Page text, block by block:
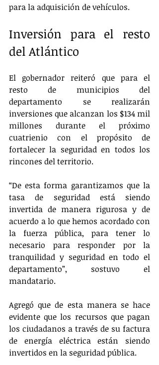
para la adquisición de vehículos.
Inversión para el resto
del Atlántico
El gobernador reiteró que para el
resto de municipios del
departamento se realizarán
inversiones que alcanzan los $134 mil
millones durante el próximo
cuatrienio con el propósito de
fortalecer la seguridad en todos los
rincones del territorio.
“De esta forma garantizamos que la
tasa de seguridad está siendo
invertida de manera rigurosa y de
acuerdo a lo que hemos acordado con
la fuerza pública, para tener lo
necesario para responder por la
tranquilidad y seguridad en todo el
departamento”, sostuvo el
mandatario.
Agregó que de esta manera se hace
evidente que los recursos que pagan
los ciudadanos a través de su factura
de energía eléctrica están siendo
invertidos en la seguridad pública.